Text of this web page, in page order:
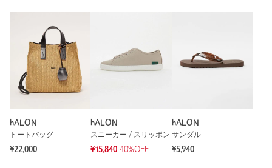
※レビューは、個人の主観による感想・体感によるもので、商品の効果や性
能を保証するものではありません。
hALON
トートバッグ
¥22,000
hALON
スニーカー / スリッポン
¥15,840 40%OFF
hALON
サンダル
¥5,940